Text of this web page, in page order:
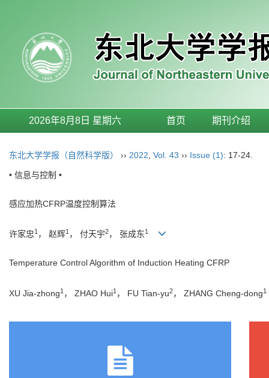
2026年8月8日 星期六 首页 期刊介绍
东北大学学报（自然科学版） ›› 2022 Vol. 43 ›› Issue (1): 17-24.
• 信息与控制 •
感应加热CFRP温度控制算法
许家忠1 ， 赵辉1 ， 付天宇2， 张成东1
Temperature Control Algorithm of Induction Heating CFRP
XU Jia-zhong1 ， ZHAO Hui1 ， FU Tian-yu2， ZHANG Cheng-dong1